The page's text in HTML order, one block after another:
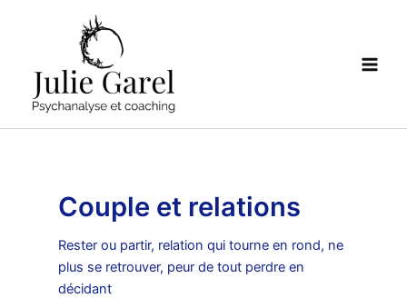
Couple et relations
Rester ou partir, relation qui tourne en rond, ne
plus se retrouver, peur de tout perdre en
décidant